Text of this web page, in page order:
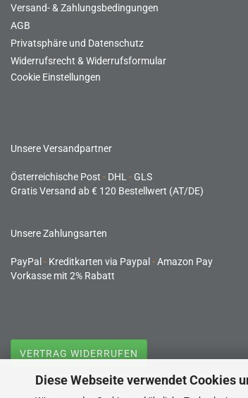
Diese Webseite verwendet Cookies
Versand- & Zahlungsbedingungen
AGB
Privatsphäre und Datenschutz
Widerrufsrecht & Widerrufsformular
Cookie Einstellungen
Unsere Versandpartner
Österreichische Post - DHL -GLS
Gratis Versand ab € 120 Bestellwert (AT/DE)
Unsere Zahlungsarten
PayPal - Kreditkarten via Paypal -Amazon Pay
Vorkasse mit 2% Rabatt
VERTRAG WIDERRUFEN